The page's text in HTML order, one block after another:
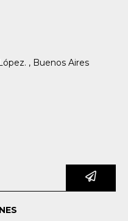
, Buenos Aires